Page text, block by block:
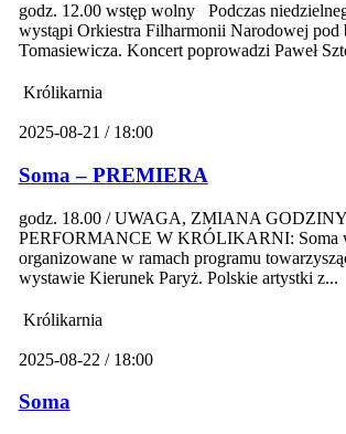
godz. 12.00 wstęp wolny Podczas
wystąpi Orkiestra Filharmonii Narodowej pod
Tomasiewicza. Koncert poprowadzi Paweł
Królikarnia
2025-08-21 / 18:00
Soma – PREMIERA
godz. 18.00 / UWAGA, ZMIANA GODZINY
PERFORMANCE W KRÓLIKARNI: Soma
organizowane w ramach programu
wystawie Kierunek Paryż. Polskie artystki z...
Królikarnia
2025-08-22 / 18:00
Soma